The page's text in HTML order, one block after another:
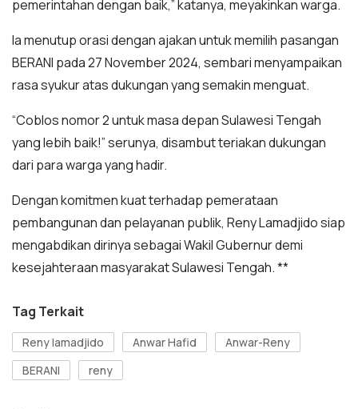
pemerintahan dengan baik,” katanya, meyakinkan warga.
Ia menutup orasi dengan ajakan untuk memilih pasangan
BERANI pada 27 November 2024, sembari menyampaikan
rasa syukur atas dukungan yang semakin menguat.
“Coblos nomor 2 untuk masa depan Sulawesi Tengah
yang lebih baik!” serunya, disambut teriakan dukungan
dari para warga yang hadir.
Dengan komitmen kuat terhadap pemerataan
pembangunan dan pelayanan publik, Reny Lamadjido siap
mengabdikan dirinya sebagai Wakil Gubernur demi
kesejahteraan masyarakat Sulawesi Tengah. **
Tag Terkait
Reny lamadjido Anwar Hafid
Anwar-Reny
BERANI
reny